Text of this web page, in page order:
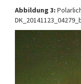
Abbildung 3: